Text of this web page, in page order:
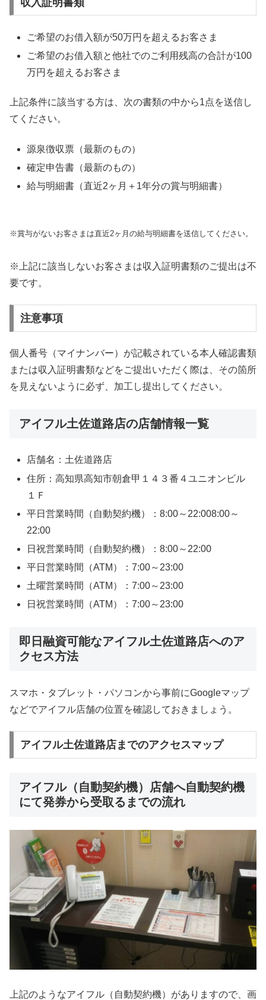
ご希望のお借入額が50万円を超えるお客さま
ご希望のお借入額と他社でのご利用残高の合計が100
万円を超えるお客さま
上記条件に該当する方は、次の書類の中から1点を送信し
てください。
源泉徴収票（最新のもの）
確定申告書（最新のもの）
給与明細書（直近2ヶ月＋1年分の賞与明細書）
※賞与がないお客さまは直近2ヶ月の給与明細書を送信してください。
※上記に該当しないお客さまは収入証明書類のご提出は不
要です。
注意事項
個人番号（マイナンバー）が記載されている本人確認書類
または収入証明書類などをご提出いただく際は、その箇所
を見えないように必ず、加工し提出してください。
アイフル土佐道路店の店舗情報一覧
店舗名：土佐道路店
住所：高知県高知市朝倉甲１４３番４ユニオンビル
１Ｆ
平日営業時間（自動契約機）：8:00～22:008:00～
22:00
日祝営業時間（自動契約機）：8:00～22:00
平日営業時間（ATM）：7:00～23:00
土曜営業時間（ATM）：7:00～23:00
日祝営業時間（ATM）：7:00～23:00
即日融資可能なアイフル土佐道路店へのア
クセス方法
スマホ・タブレット・パソコンから事前にGoogleマップ
などでアイフル店舗の位置を確認しておきましょう。
アイフル土佐道路店までのアクセスマップ
アイフル（自動契約機）店舗へ自動契約機
にて発券から受取るまでの流れ
上記のようなアイフル（自動契約機）がありますので、画